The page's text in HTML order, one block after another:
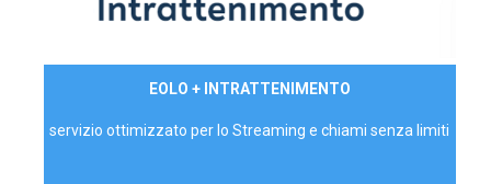
EOLO + INTRATTENIMENTO
servizio ottimizzato per lo Streaming e chiami senza limiti